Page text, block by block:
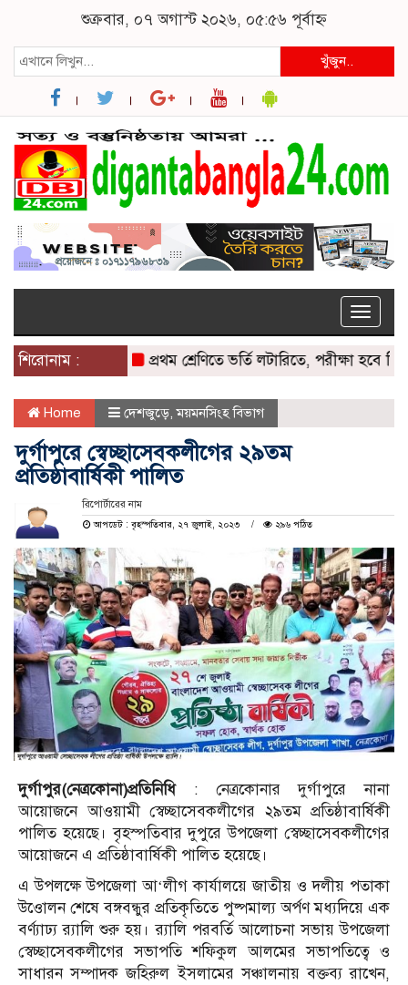
শুক্রবার, ০৭ অগাস্ট ২০২৬, ০৫:৫৬ পূর্বাহ্ন
খুঁজুন..
Toggle
শিরোনাম :
প্রথম শ্রেণিতে ভর্তি লটারিতে, পরীক্ষা হবে দ্বিতীয়
Home দেশজুড়ে ,ময়মনসিংহ বিভাগ
দুর্গাপুরে স্বেচ্ছাসেবকলীগের ২৯তম
প্রতিষ্ঠাবার্ষিকী পালিত
রিপোর্টারের নাম
আপডেট : বৃহস্পতিবার, ২৭ জুলাই, ২০২৩
২৯৬ পঠিত
দুর্গাপুর(নেত্রকোনা)প্রতিনিধি: নেত্রকোনার দুর্গাপুরে নানা
আয়োজনে আওয়ামী স্বেচ্ছাসেবকলীগের ২৯তম প্রতিষ্ঠাবার্ষিকী
পালিত হয়েছে। বৃহস্পতিবার দুপুরে উপজেলা স্বেচ্ছাসেবকলীগের
আয়োজনে এ প্রতিষ্ঠাবার্ষিকী পালিত হয়েছে।
এ উপলক্ষে উপজেলা আ‘লীগ কার্যালয়ে জাতীয় ও দলীয় পতাকা
উওোলন শেষে বঙ্গবন্ধুর প্রতিকৃতিতে পুষ্পমাল্য অর্পণ মধ্যদিয়ে এক
বর্ণ্যাঢ্য র‌্যালি শুরু হয়। র‌্যালি পরবর্তি আলোচনা সভায় উপজেলা
স্বেচ্ছাসেবকলীগের সভাপতি শফিকুল আলমের সভাপতিত্বে ও
সাধারন সম্পাদক জহিরুল ইসলামের সঞ্চালনায় বক্তব্য রাখেন,